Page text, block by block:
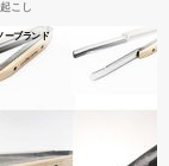
こし
ーブランド